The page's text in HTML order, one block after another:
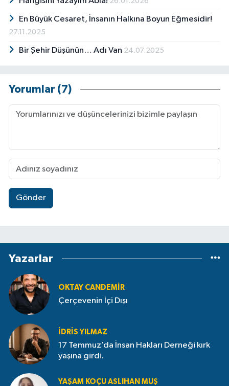
En Büyük Cesaret, İnsanın Halkına Boyun Eğmesidir!
27.11.2025
Bir Şehir Düşünün… Adı Van 24.07.2025
Yorumlar (7)
Gönder
Yazarlar
OKTAY CANDEMIR
Çerçevenin İçi Dışı
İDRIS YILMAZ
17 Temmuz’da İnsan Hakları Derneği kırk
yaşına girdi.
YAŞAM KOÇU ASLIHAN MUŞ